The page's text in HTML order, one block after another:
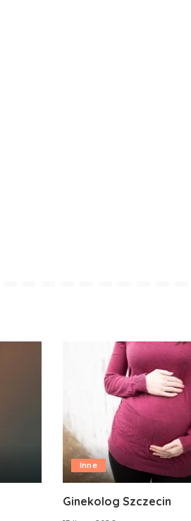
Inne
Ginekolog Szczecin